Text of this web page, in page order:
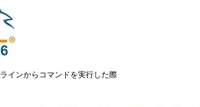
インからコマンドを実行した際